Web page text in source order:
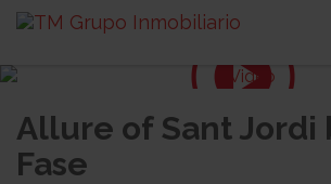
Allure of Sant Jordi
Fase